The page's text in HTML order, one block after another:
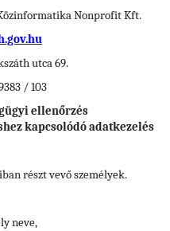
Nonprofit Kft.
utca 69.
/ 103
ellenőrzés
kapcsolódó adatkezelés
részt vevő személyek.
neve,